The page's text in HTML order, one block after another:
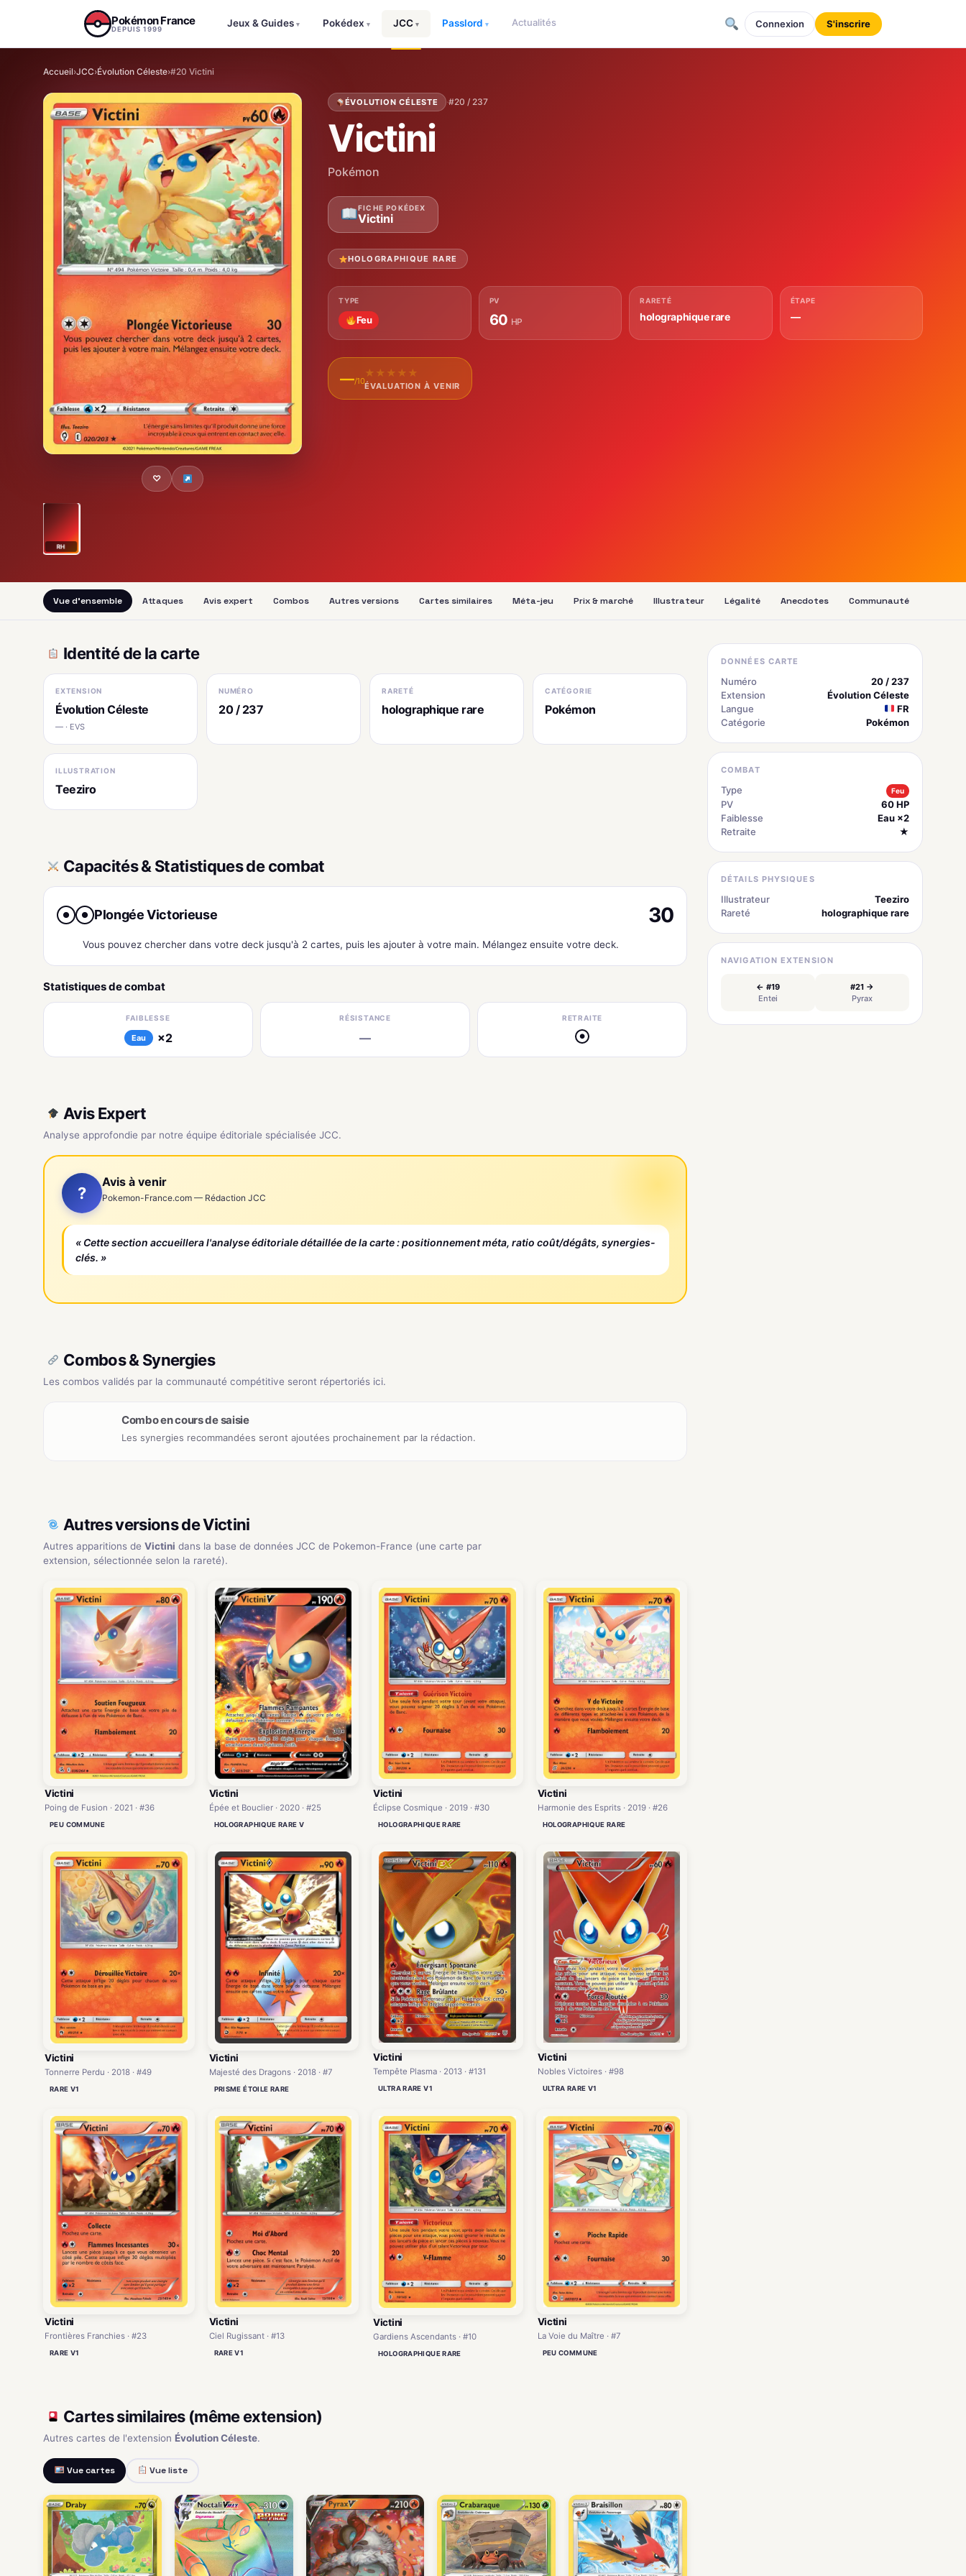
Pokémon France
DEPUIS 1999
Jeux & Guides ▾ Pokédex ▾ JCC ▾ Passlord ▾ Actualités Connexion S'inscrire
Accueil›JCC›Évolution Céleste›#20 Victini
♡
RH
ÉVOLUTION CÉLESTE ·#20 / 237
Victini
Pokémon
FICHE POKÉDEX
Victini
HOLOGRAPHIQUE RARE
TYPE
Feu
PV
60 HP
RARETÉ
holographique rare
ÉTAPE
—
—/10
★ ★ ★ ★ ★
ÉVALUATION À VENIR
Vue d'ensemble Attaques Avis expert Combos Autres versions Cartes similaires Méta-jeu Prix & marché Illustrateur Légalité Anecdotes Communauté
Identité de la carte
EXTENSION
Évolution Céleste
— · EVS
NUMÉRO
20 / 237
RARETÉ
holographique rare
CATÉGORIE
Pokémon
ILLUSTRATION
Teeziro
Capacités & Statistiques de combat
● ● Plongée Victorieuse 30
Vous pouvez chercher dans votre deck jusqu'à 2 cartes, puis les ajouter à votre main. Mélangez ensuite votre deck.
Statistiques de combat
FAIBLESSE
Eau ×2
RÉSISTANCE
—
RETRAITE
●
Avis Expert
Analyse approfondie par notre équipe éditoriale spécialisée JCC.
?
Avis à venir
Pokemon-France.com — Rédaction JCC
« Cette section accueillera l'analyse éditoriale détaillée de la carte : positionnement méta, ratio coût/dégâts, synergies-
clés. »
Combos & Synergies
Les combos validés par la communauté compétitive seront répertoriés ici.
Combo en cours de saisie
Les synergies recommandées seront ajoutées prochainement par la rédaction.
Autres versions de Victini
Autres apparitions de Victini dans la base de données JCC de Pokemon-France (une carte par
extension, sélectionnée selon la rareté).
Victini
Poing de Fusion · 2021 · #36
PEU COMMUNE
Victini
Épée et Bouclier · 2020 · #25
HOLOGRAPHIQUE RARE V
Victini
Éclipse Cosmique · 2019 · #30
HOLOGRAPHIQUE RARE
Victini
Harmonie des Esprits · 2019 · #26
HOLOGRAPHIQUE RARE
Victini
Tonnerre Perdu · 2018 · #49
RARE V1
Victini
Majesté des Dragons · 2018 · #7
PRISME ÉTOILE RARE
Victini
Tempête Plasma · 2013 · #131
ULTRA RARE V1
Victini
Nobles Victoires · #98
ULTRA RARE V1
Victini
Frontières Franchies · #23
RARE V1
Victini
Ciel Rugissant · #13
RARE V1
Victini
Gardiens Ascendants · #10
HOLOGRAPHIQUE RARE
Victini
La Voie du Maître · #7
PEU COMMUNE
Cartes similaires (même extension)
Autres cartes de l'extension Évolution Céleste.
Vue cartes Vue liste
DONNÉES CARTE
Numéro
20 / 237
Extension
Évolution Céleste
Langue
FR
Catégorie
Pokémon
COMBAT
Type Feu
PV
60 HP
Faiblesse
Eau ×2
Retraite
★
DÉTAILS PHYSIQUES
Illustrateur
Teeziro
Rareté
holographique rare
NAVIGATION EXTENSION
← #19
Entei
#21 →
Pyrax